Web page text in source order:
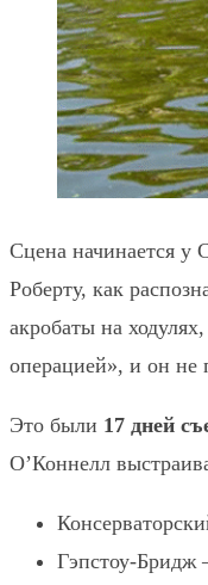
Сцена начинается у
Роберту, как
акробаты на
операцией», и он не
Это были 17 дней
О’Коннелл
Гэпстоу-Бридж